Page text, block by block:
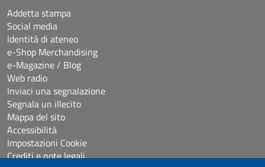
Addetta stampa
Social media
Identità di ateneo
e-Shop Merchandising
e-Magazine / Blog
Web radio
Inviaci una segnalazione
Segnala un illecito
Mappa del sito
Accessibilità
Impostazioni Cookie
Crediti e note legali